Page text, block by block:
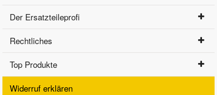
Der Ersatzteileprofi
Rechtliches
Top Produkte
Widerruf erklären